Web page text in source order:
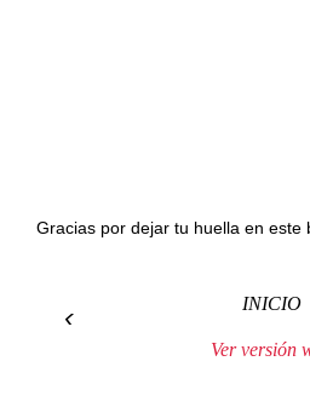
Gracias por dejar tu huella en este
‹ INICIO
Ver versión